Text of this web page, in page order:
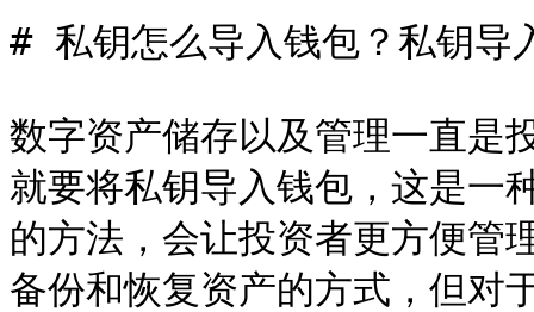
# 私钥怎么导入钱包？私钥导
数字资产储存以及管理一直是
就要将私钥导入钱包，这是一
的方法，会让投资者更方便管
备份和恢复资产的方式，但对